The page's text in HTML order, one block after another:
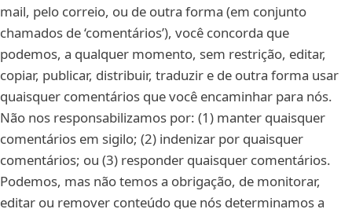
mail, pelo correio, ou de outra forma (em conjunto
chamados de ‘comentários’), você concorda que
podemos, a qualquer momento, sem restrição, editar,
copiar, publicar, distribuir, traduzir e de outra forma usar
quaisquer comentários que você encaminhar para nós.
Não nos responsabilizamos por: (1) manter quaisquer
comentários em sigilo; (2) indenizar por quaisquer
comentários; ou (3) responder quaisquer comentários.
Podemos, mas não temos a obrigação, de monitorar,
editar ou remover conteúdo que nós determinamos a